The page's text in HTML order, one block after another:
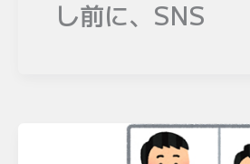
し前に、SNS